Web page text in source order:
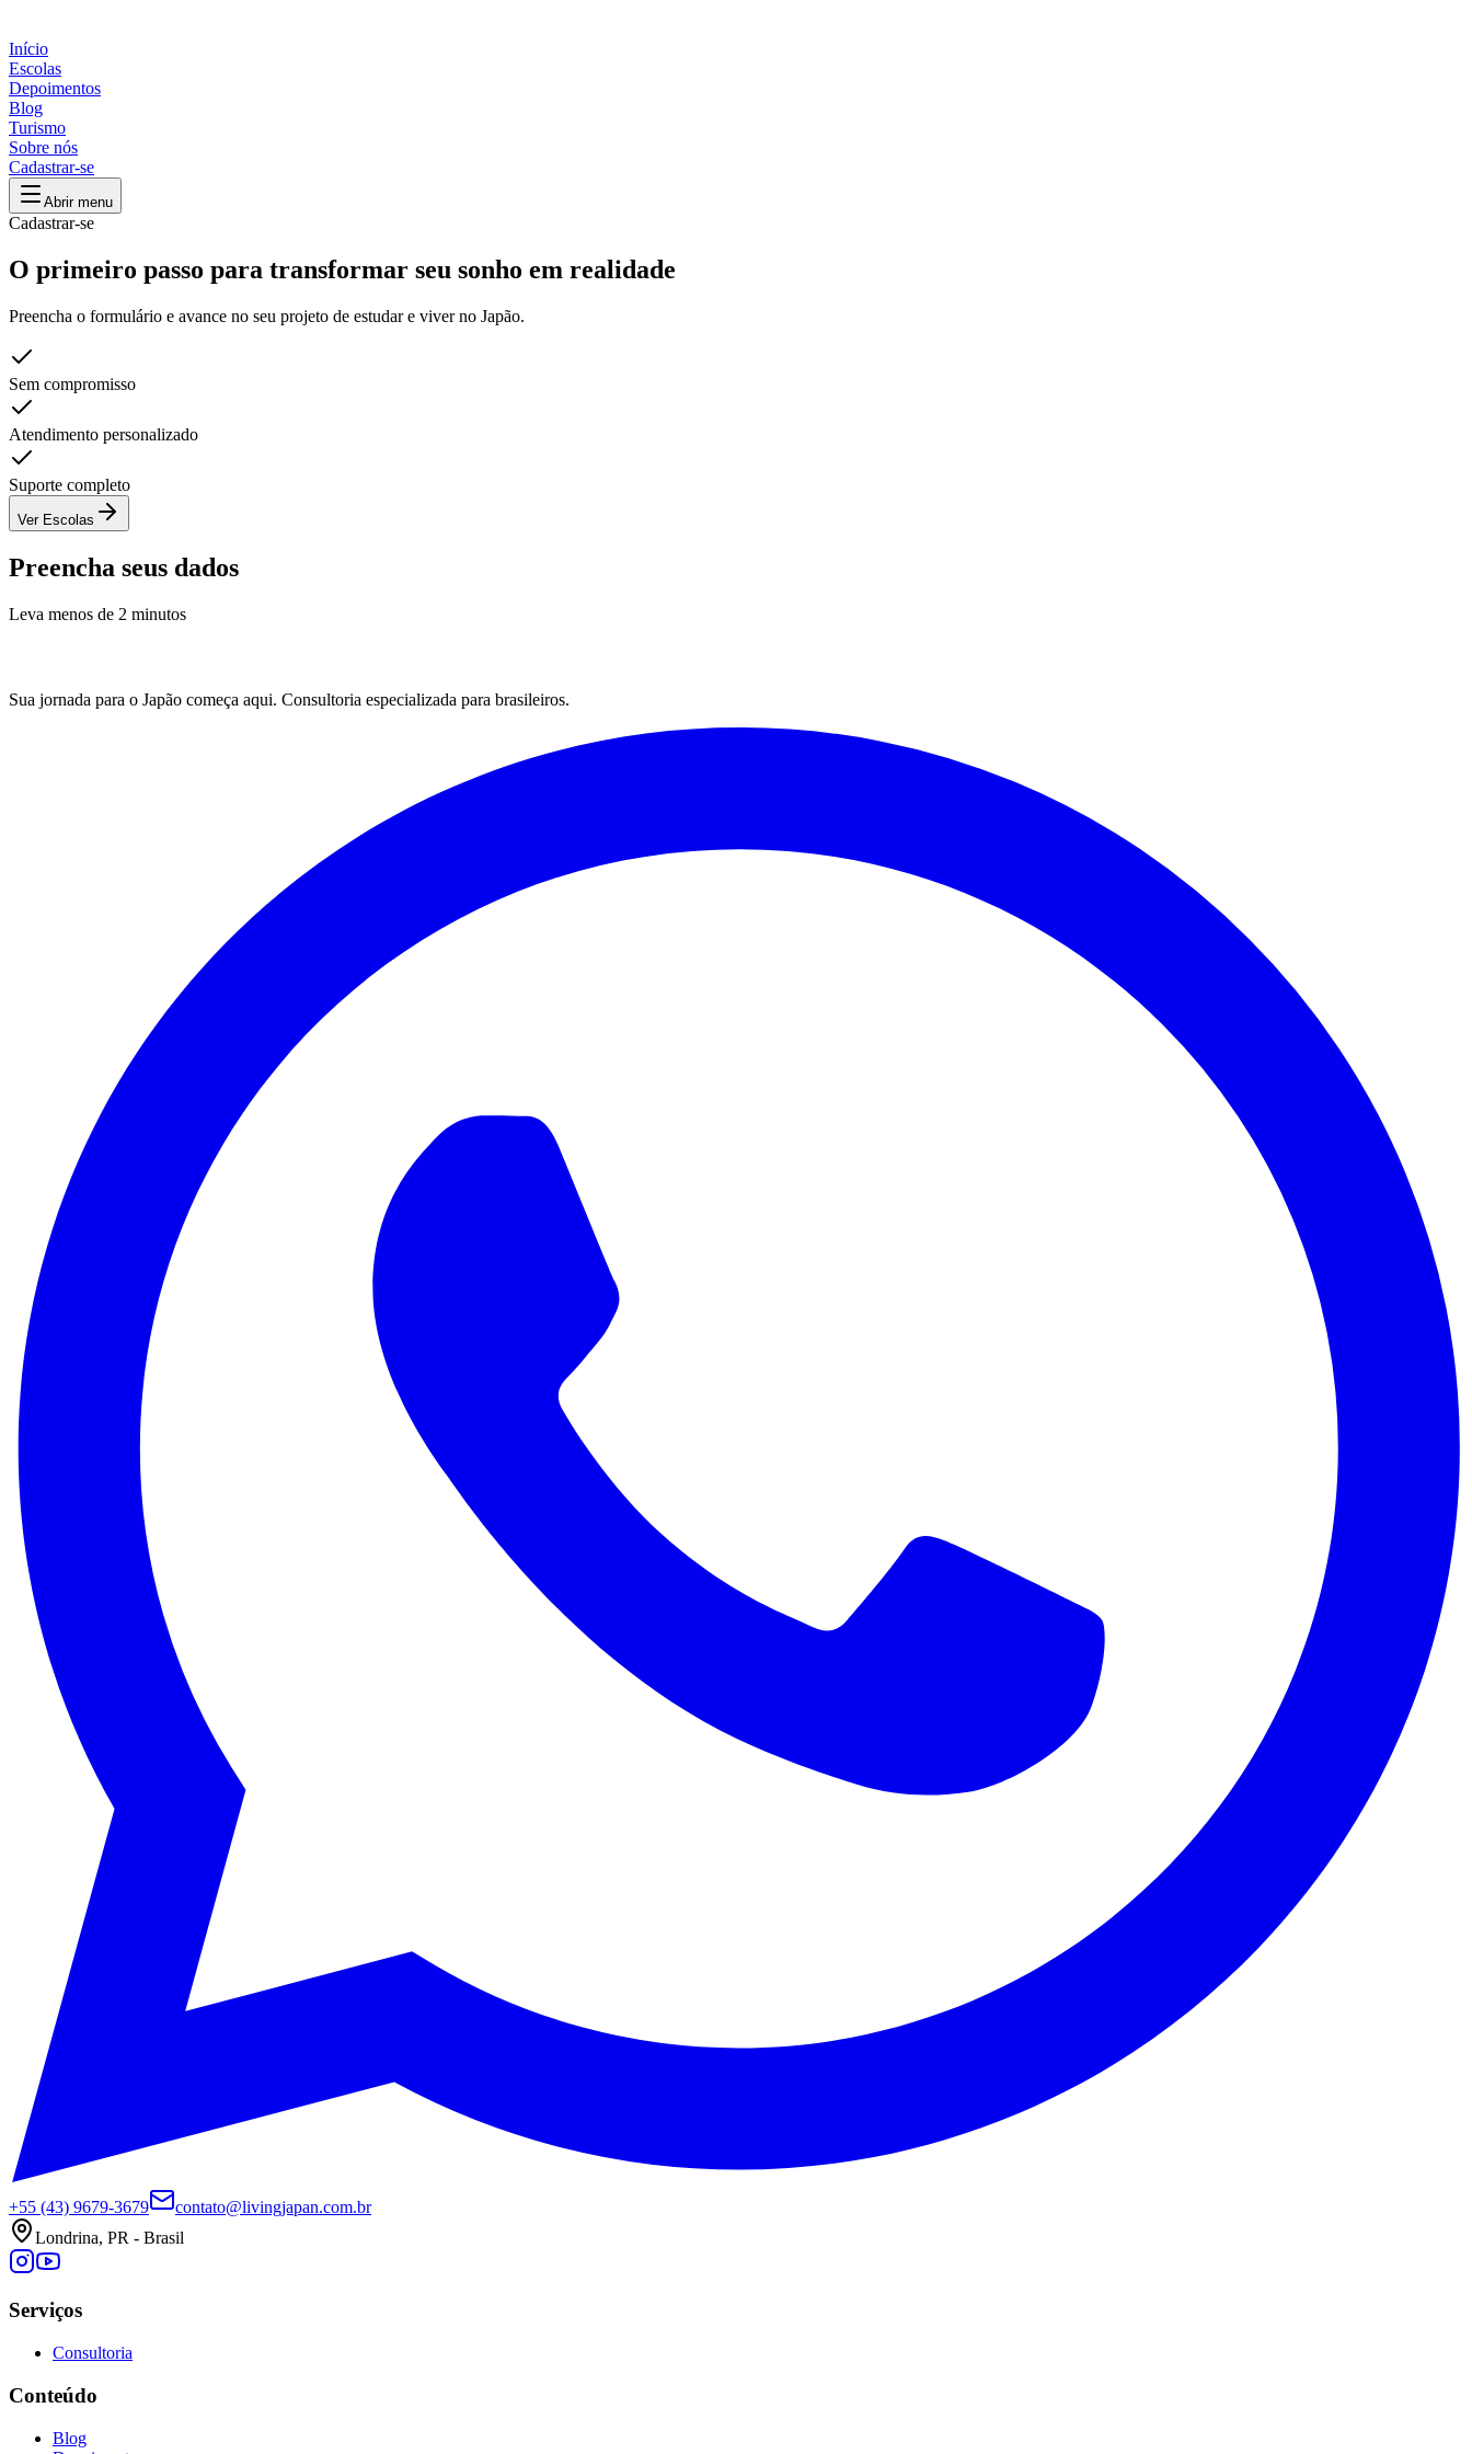
Início
Escolas
Depoimentos
Blog
Turismo
Sobre nós
Cadastrar-se
Abrir menu
Cadastrar-se
O primeiro passo para transformar seu sonho em realidade
Preencha o formulário e avance no seu projeto de estudar e viver no Japão.
Sem compromisso
Atendimento personalizado
Suporte completo
Ver Escolas
Preencha seus dados
Leva menos de 2 minutos
Sua jornada para o Japão começa aqui. Consultoria especializada para brasileiros.
+55 (43) 9679-3679
contato@livingjapan.com.br
Londrina, PR - Brasil
Serviços
Consultoria
Conteúdo
Blog